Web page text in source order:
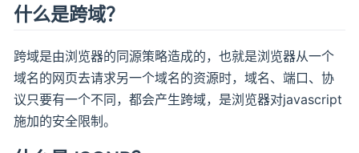
什么是跨域？
跨域是由浏览器的同源策略造成的，也就是浏览器从一个
域名的网页去请求另一个域名的资源时，域名、端口、协
议只要有一个不同，都会产生跨域，是浏览器对javascript
施加的安全限制。